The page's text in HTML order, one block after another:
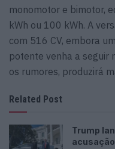
monomotor e bimotor,
kWh ou 100 kWh. A
com 516 CV, embora
potente venha a seguir
os rumores, produzirá
Related Post
Trump